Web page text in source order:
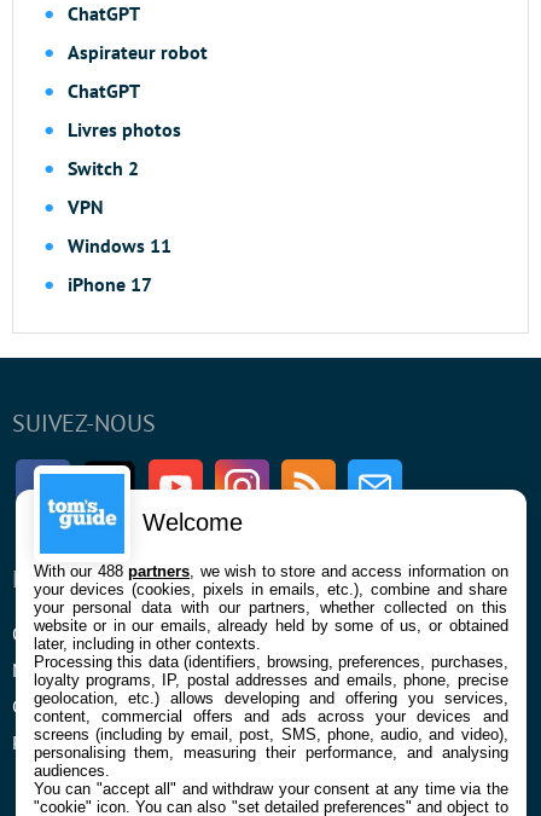
ChatGPT
Aspirateur robot
ChatGPT
Livres photos
Switch 2
VPN
Windows 11
iPhone 17
SUIVEZ-NOUS
FacebookTwitter Youtube InstagramRSS Newsletter
ENTREPRISE
Qui sommes nous
Mentions légales et CGU
Confidentialité et Cookies
Préférences cookies
À PROPOS
La rédaction
Contact
Welcome
With our 488partners , we wish to store and access information on
your devices (cookies, pixels in emails, etc.), combine and share
your personal data with our partners, whether collected on this
website or in our emails, already held by some of us, or obtained
later, including in other contexts.
Processing this data (identifiers, browsing, preferences, purchases,
loyalty programs, IP, postal addresses and emails, phone, precise
geolocation, etc.) allows developing and offering you services,
content, commercial offers and ads across your devices and
screens (including by email, post, SMS, phone, audio, and video),
personalising them, measuring their performance, and analysing
audiences.
You can "accept all" and withdraw your consent at any time via the
"cookie" icon. You can also "set detailed preferences" and object to